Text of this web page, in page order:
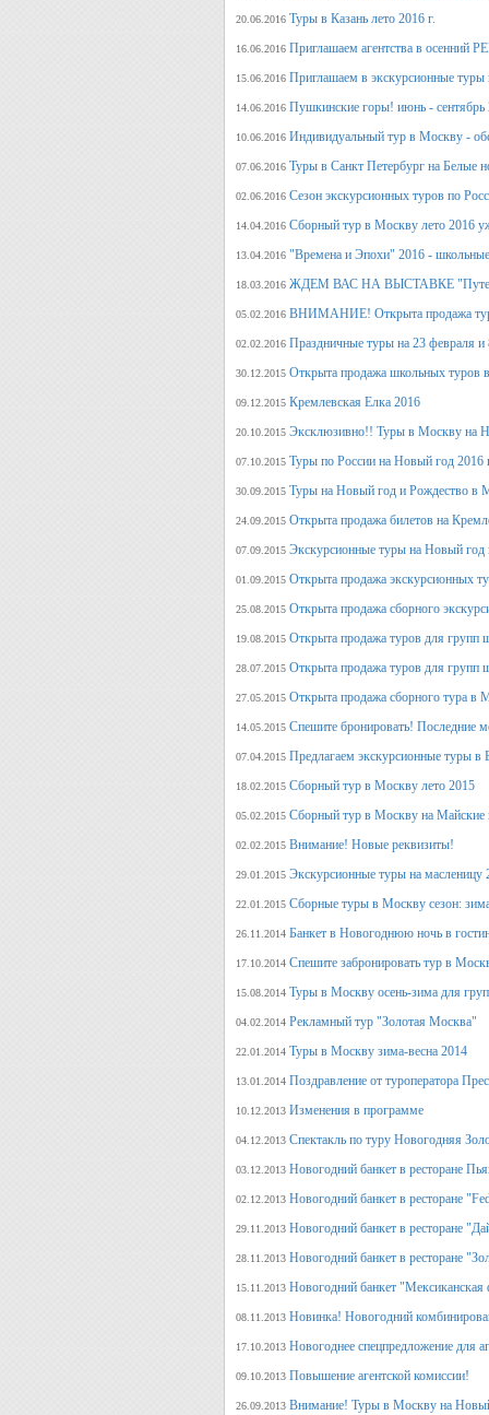
20.06.2016 Туры в Казань лето 2016 г.
16.06.2016 Приглашаем агентства в
15.06.2016 Приглашаем в экскурсионные туры
14.06.2016 Пушкинские горы! июнь - сентябрь
10.06.2016 Индивидуальный тур в Москву -
07.06.2016 Туры в Санкт Петербург на Белые
02.06.2016 Сезон экскурсионных туров по
14.04.2016 Сборный тур в Москву лето 2016
13.04.2016 "Времена и Эпохи" 2016 - школьные
18.03.2016 ЖДЕМ ВАС НА ВЫСТАВКЕ
05.02.2016 ВНИМАНИЕ! Открыта продажа
02.02.2016 Праздничные туры на 23 февраля и
30.12.2015 Открыта продажа школьных туров
09.12.2015 Кремлевская Елка 2016
20.10.2015 Эксклюзивно!! Туры в Москву на
07.10.2015 Туры по России на Новый год 2016
30.09.2015 Туры на Новый год и Рождество в
24.09.2015 Открыта продажа билетов на
07.09.2015 Экскурсионные туры на Новый год
01.09.2015 Открыта продажа экскурсионных
25.08.2015 Открыта продажа сборного
19.08.2015 Открыта продажа туров для групп
28.07.2015 Открыта продажа туров для групп
27.05.2015 Открыта продажа сборного тура в
14.05.2015 Спешите бронировать! Последние
07.04.2015 Предлагаем экскурсионные туры в
18.02.2015 Сборный тур в Москву лето 2015
05.02.2015 Сборный тур в Москву на Майские
02.02.2015 Внимание! Новые реквизиты!
29.01.2015 Экскурсионные туры на масленицу
22.01.2015 Сборные туры в Москву сезон:
26.11.2014 Банкет в Новогоднюю ночь в
17.10.2014 Спешите забронировать тур в
15.08.2014 Туры в Москву осень-зима для
04.02.2014 Рекламный тур "Золотая Москва"
22.01.2014 Туры в Москву зима-весна 2014
13.01.2014 Поздравление от туроператора
10.12.2013 Изменения в программе
04.12.2013 Спектакль по туру Новогодняя
03.12.2013 Новогодний банкет в ресторане
02.12.2013 Новогодний банкет в ресторане
29.11.2013 Новогодний банкет в ресторане
28.11.2013 Новогодний банкет в ресторане
15.11.2013 Новогодний банкет
08.11.2013 Новинка! Новогодний
17.10.2013 Новогоднее спецпредложение для
09.10.2013 Повышение агентской комиссии!
26.09.2013 Внимание! Туры в Москву на